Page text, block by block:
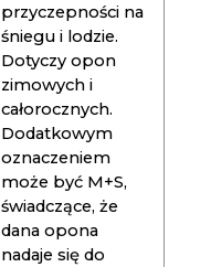
przyczepności na
śniegu i lodzie.
Dotyczy opon
zimowych i
całorocznych.
Dodatkowym
oznaczeniem
może być M+S,
świadczące, że
dana opona
nadaje się do